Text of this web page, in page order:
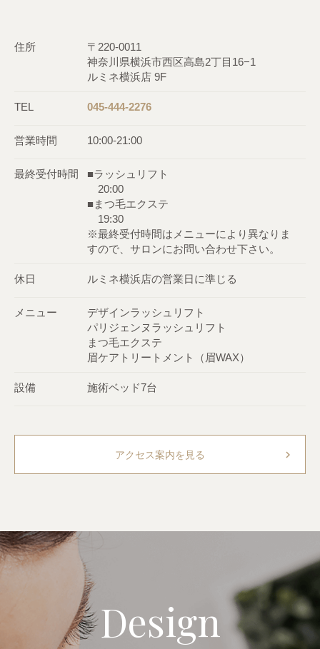
住所
〒220-0011
神奈川県横浜市西区高島2丁目16−1
ルミネ横浜店 9F
TEL 045-444-2276
営業時間 10:00-21:00
最終受付時間
■ラッシュリフト
20:00
■まつ毛エクステ
19:30
※最終受付時間はメニューにより異なりま
すので、サロンにお問い合わせ下さい。
休日 ルミネ横浜店の営業日に準じる
メニュー
デザインラッシュリフト
パリジェンヌラッシュリフト
まつ毛エクステ
眉ケアトリートメント（眉WAX）
設備 施術ベッド7台
アクセス案内を見る chevron_right
Design